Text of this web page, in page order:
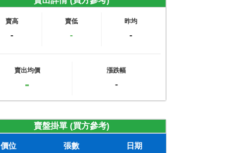
賣高
-
賣低
-
昨均
-
賣出均價
-
漲跌幅
-
賣盤掛單 (買方參考)
價位 張數 日期